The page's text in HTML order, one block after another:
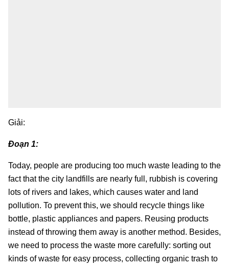
Giải:
Đoạn 1:
Today, people are producing too much waste leading to the
fact that the city landfills are nearly full, rubbish is covering
lots of rivers and lakes, which causes water and land
pollution. To prevent this, we should recycle things like
bottle, plastic appliances and papers. Reusing products
instead of throwing them away is another method. Besides,
we need to process the waste more carefully: sorting out
kinds of waste for easy process, collecting organic trash to